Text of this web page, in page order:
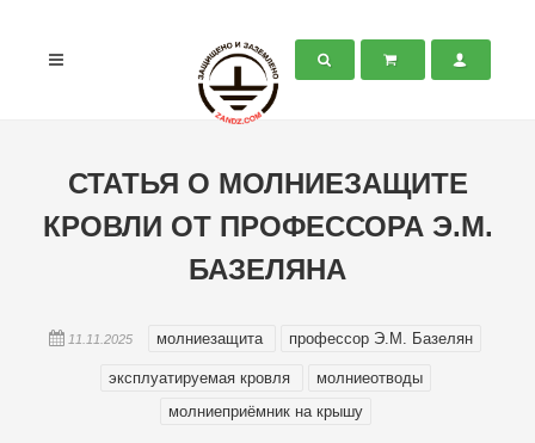
СТАТЬЯ О МОЛНИЕЗАЩИТЕ
КРОВЛИ ОТ ПРОФЕССОРА Э.М.
БАЗЕЛЯНА
11.11.2025 молниезащита профессор Э.М. Базелян
эксплуатируемая кровля
молниеотводы
молниеприёмник на крышу